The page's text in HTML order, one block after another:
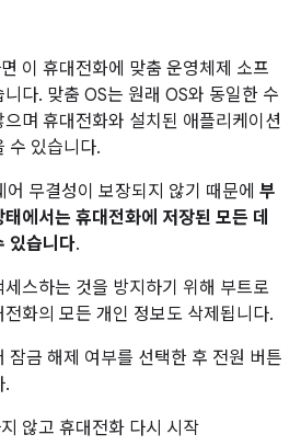
이 휴대전화에 맞춤 운영체제 소프
다. 맞춤 OS는 원래 OS와 동일한 수
며 휴대전화와 설치된 애플리케이션
수 있습니다.
무결성이 보장되지 않기 때문에 부
에서는 휴대전화에 저장된 모든 데
있습니다.
스하는 것을 방지하기 위해 부트로
화의 모든 개인 정보도 삭제됩니다.
잠금 해제 여부를 선택한 후 전원 버튼
.
않고 휴대전화 다시 시작